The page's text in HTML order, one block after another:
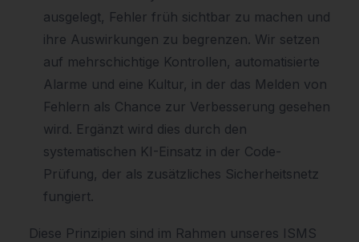
ausgelegt, Fehler früh sichtbar zu machen und
ihre Auswirkungen zu begrenzen. Wir setzen
auf mehrschichtige Kontrollen, automatisierte
Alarme und eine Kultur, in der das Melden von
Fehlern als Chance zur Verbesserung gesehen
wird. Ergänzt wird dies durch den
systematischen KI-Einsatz in der Code-
Prüfung, der als zusätzliches Sicherheitsnetz
fungiert.
Diese Prinzipien sind im Rahmen unseres ISMS